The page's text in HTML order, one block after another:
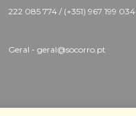
222 085 774 / (+351) 967 199 034
Geral - geral@socorro.pt